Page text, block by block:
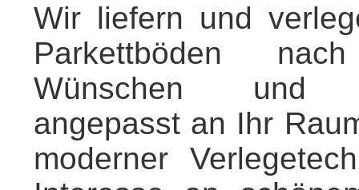
Wir liefern und
Parkettböden
Wünschen und
angepasst an Ihr
moderner